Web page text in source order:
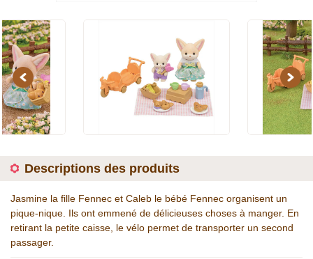
Previous Next
Descriptions des produits
Jasmine la fille Fennec et Caleb le bébé Fennec organisent un
pique-nique. Ils ont emmené de délicieuses choses à manger. En
retirant la petite caisse, le vélo permet de transporter un second
passager.